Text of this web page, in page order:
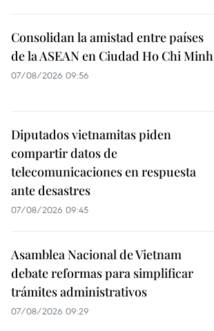
Consolidan la amistad entre países
de la ASEAN en Ciudad Ho Chi Minh
07/08/2026 09:56
Diputados vietnamitas piden
compartir datos de
telecomunicaciones en respuesta
ante desastres
07/08/2026 09:45
Asamblea Nacional de Vietnam
debate reformas para simplificar
trámites administrativos
07/08/2026 09:29